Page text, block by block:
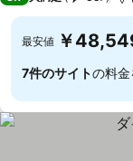
最安値 ￥
7件のサイトの料